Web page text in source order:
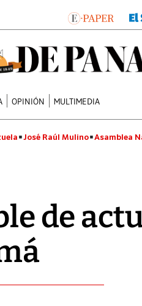
OPINIÓN MULTIMEDIA
José Raúl Mulino Asamblea
de